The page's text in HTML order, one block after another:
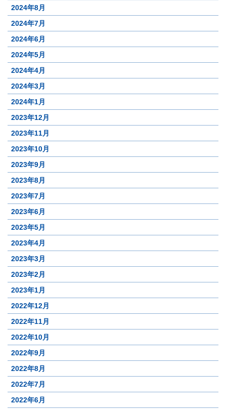
2024年8月
2024年7月
2024年6月
2024年5月
2024年4月
2024年3月
2024年1月
2023年12月
2023年11月
2023年10月
2023年9月
2023年8月
2023年7月
2023年6月
2023年5月
2023年4月
2023年3月
2023年2月
2023年1月
2022年12月
2022年11月
2022年10月
2022年9月
2022年8月
2022年7月
2022年6月